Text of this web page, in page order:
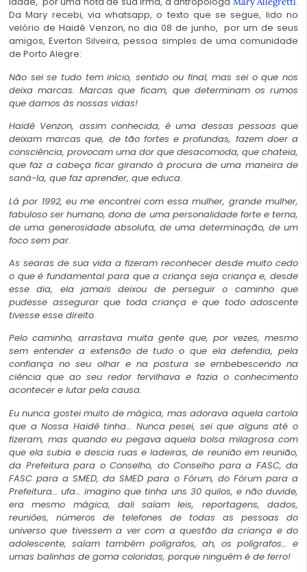
Da Mary recebi, via whatsapp, o texto que se segue, lido no
velório de Haidê Venzon, no dia 08 de junho, por um de seus
amigos, Everton Silveira, pessoa simples de uma comunidade
de Porto Alegre:
Não sei se tudo tem início, sentido ou final, mas sei o que nos
deixa marcas. Marcas que ficam, que determinam os rumos
que damos às nossas vidas!
Haidê Venzon, assim conhecida, é uma dessas pessoas que
deixam marcas que, de tão fortes e profundas, fazem doer a
consciência, provocam uma dor que desacomoda, que chateia,
que faz a cabeça ficar girando à procura de uma maneira de
saná-la, que faz aprender, que educa.
Lá por 1992, eu me encontrei com essa mulher, grande mulher,
fabuloso ser humano, dona de uma personalidade forte e terna,
de uma generosidade absoluta, de uma determinação, de um
foco sem par.
As searas de sua vida a fizeram reconhecer desde muito cedo
o que é fundamental para que a criança seja criança e, desde
esse dia, ela jamais deixou de perseguir o caminho que
pudesse assegurar que toda criança e que todo adoscente
tivesse esse direito.
Pelo caminho, arrastava muita gente que, por vezes, mesmo
sem entender a extensão de tudo o que ela defendia, pela
confiança no seu olhar e na postura se embebescendo na
ciência que ao seu redor fervilhava e fazia o conhecimento
acontecer e lutar pela causa.
Eu nunca gostei muito de mágica, mas adorava aquela cartola
que a Nossa Haidê tinha… Nunca pesei, sei que alguns até o
fizeram, mas quando eu pegava aquela bolsa milagrosa com
que ela subia e descia ruas e ladeiras, de reunião em reunião,
da Prefeitura para o Conselho, do Conselho para a FASC, da
FASC para a SMED, da SMED para o Fórum, do Fórum para a
Prefeitura… ufa… imagino que tinha uns 30 quilos, e não duvide,
era mesmo mágica, dali saíam leis, reportagens, dados,
reuniões, números de telefones de todas as pessoas do
universo que tivessem a ver com a questão da criança e do
adolescente, saíam também polígrafos, ah, os polígrafos… e
umas balinhas de goma coloridas, porque ninguém é de ferro!